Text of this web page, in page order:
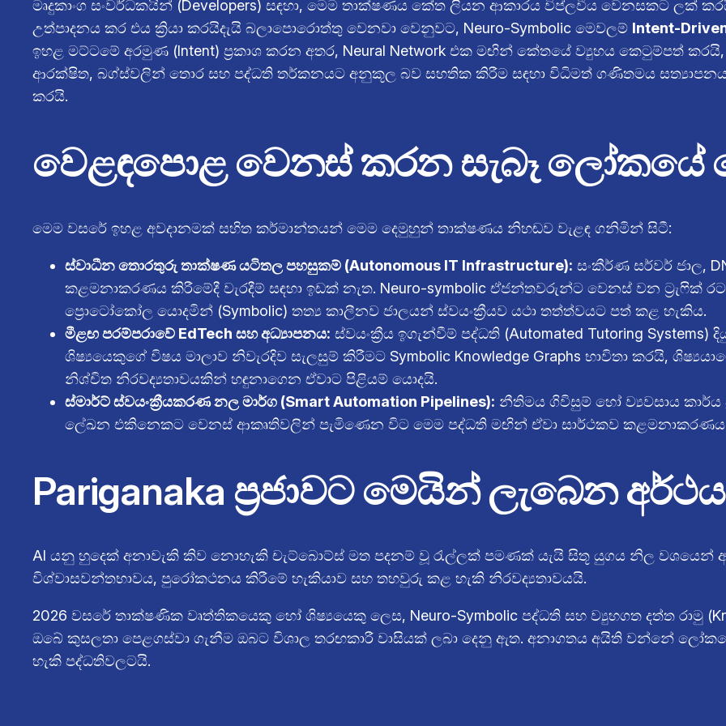
මෘදුකාංග සංවර්ධකයින් (Developers) සඳහා, මෙම තාක්ෂණය කේත ලියන ආකාරය විප්ලවීය වෙනසකට ලක්
උත්පාදනය කර එය ක්‍රියා කරයිදැයි බලාපොරොත්තු වෙනවා වෙනුවට, Neuro-Symbolic මෙවලම් Intent-
ඉහළ මට්ටමේ අරමුණ (Intent) ප්‍රකාශ කරන අතර, Neural Network එක මඟින් කේතයේ ව්‍යුහය කෙටුම්පත්
ආරක්ෂිත, බග්ස්වලින් තොර සහ පද්ධති තර්කනයට අනුකූල බව සහතික කිරීම සඳහා විධිමත් ගණිතමය සත්‍යාපනයක්
කරයි.
වෙළඳපොළ වෙනස් කරන සැබෑ ලෝකයේ
මෙම වසරේ ඉහළ අවදානමක් සහිත කර්මාන්තයන් මෙම දෙමුහුන් තාක්ෂණය නිහඬව වැළඳ ගනිමින් සිටී:
ස්වාධීන තොරතුරු තාක්ෂණ යටිතල පහසුකම් (Autonomous IT Infrastructure): සංකීර්ණ සර්වර් ජාල,
කළමනාකරණය කිරීමේදී වැරදීම් සඳහා ඉඩක් නැත. Neuro-symbolic ඒජන්තවරුන්ට වෙනස් වන ට්‍රැෆික්
ප්‍රොටෝකෝල යොදමින් (Symbolic) තත්‍ය කාලීනව ජාලයන් ස්වයංක්‍රීයව යථා තත්ත්වයට පත් කළ හැකිය.
මීළඟ පරම්පරාවේ EdTech සහ අධ්‍යාපනය: ස්වයංක්‍රීය ඉගැන්වීම් පද්ධති (Automated Tutoring
ශිෂ්‍යයෙකුගේ විෂය මාලාව නිවැරදිව සැලසුම් කිරීමට Symbolic Knowledge Graphs භාවිතා කරයි,
නිශ්චිත නිරවද්‍යතාවයකින් හඳුනාගෙන ඒවාට පිළියම් යොදයි.
ස්මාර්ට් ස්වයංක්‍රීයකරණ නල මාර්ග (Smart Automation Pipelines): නීතිමය ගිවිසුම් හෝ ව්‍යවසාය කාර්ය
ලේඛන එකිනෙකට වෙනස් ආකෘතිවලින් පැමිණෙන විට මෙම පද්ධති මඟින් ඒවා සාර්ථකව
Pariganaka ප්‍රජාවට මෙයින් ලැබෙන අර්ථය
AI යනු හුදෙක් අනාවැකි කිව නොහැකි චැට්බොට්ස් මත පදනම් වූ රැල්ලක් පමණක් යැයි සිතූ යුගය නිල වශයෙන්
විශ්වාසවන්තභාවය, පුරෝකථනය කිරීමේ හැකියාව සහ තහවුරු කළ හැකි නිරවද්‍යතාවයයි.
2026 වසරේ තාක්ෂණික වෘත්තිකයෙකු හෝ ශිෂ්‍යයෙකු ලෙස, Neuro-Symbolic පද්ධති සහ ව්‍යුහගත දත්ත රාමු
ඔබේ කුසලතා පෙළගස්වා ගැනීම ඔබට විශාල තරඟකාරී වාසියක් ලබා දෙනු ඇත. අනාගතය අයිති වන්නේ
හැකි පද්ධතිවලටයි.